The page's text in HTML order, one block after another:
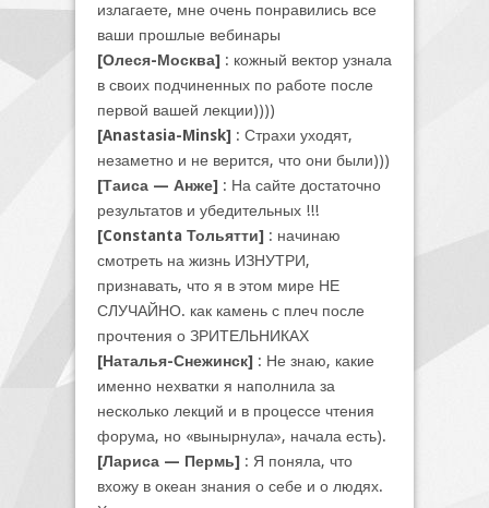
излагаете, мне очень понравились все
ваши прошлые вебинары
[Олеся-Москва] : кожный вектор узнала
в своих подчиненных по работе после
первой вашей лекции))))
[Anastasia-Minsk] : Страхи уходят,
незаметно и не верится, что они были)))
[Таиса — Анже] : На сайте достаточно
результатов и убедительных !!!
[Constanta Тольятти] : начинаю
смотреть на жизнь ИЗНУТРИ,
признавать, что я в этом мире НЕ
СЛУЧАЙНО. как камень с плеч после
прочтения о ЗРИТЕЛЬНИКАХ
[Наталья-Снежинск] : Не знаю, какие
именно нехватки я наполнила за
несколько лекций и в процессе чтения
форума, но «вынырнула», начала есть).
[Лариса — Пермь] : Я поняла, что
вхожу в океан знания о себе и о людях.